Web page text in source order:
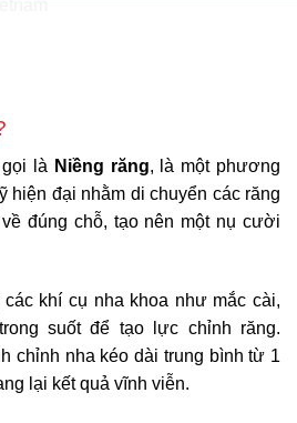
là Niềng răng, là một phương
hiện đại nhằm di chuyển các răng
đúng chỗ, tạo nên một nụ cười
khí cụ nha khoa như mắc cài,
suốt để tạo lực chỉnh răng.
chỉnh nha kéo dài trung bình từ 1
lại kết quả vĩnh viễn.